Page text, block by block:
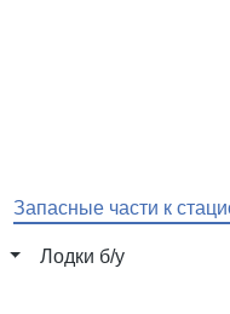
Запасные части к
Лодки б/у